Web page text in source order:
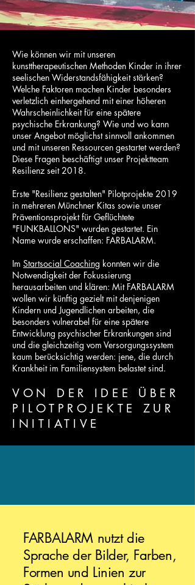
Wie können wir mit unseren
kunsttherapeutischen Methoden Kinder in ihrer
seelischen Widerstandsfähigkeit stärken?
Welche Faktoren machen Kinder besonders
verletzlich einhergehend mit einer höheren
Wahrscheinlichkeit für eine spätere
psychische Erkrankung? Wie und wo kann
unser Angebot möglichst sinnvoll ankommen
und mit unseren Ressourcen gestartet werden?
Diese Fragen beschäftigt unser Projektteam
Resilienz seit 2018.
Erste "Resilienz gestalten" Pilotprojekte 2019
in mehreren Münchner Kitas sowie unser
Präventionsprojekt für Geflüchtete
"FUNKBALLONS" wurden gestartet. Ein
Name wurde erschaffen: FARBALARM.
Im Startsocial Coaching konnten wir die
Notwendigkeit der Fokussierung
herausarbeiten und klären: Mit FARBALARM
wollen wir künftig gezielt mit denjenigen
Kindern und Jugendlichen arbeiten, die
besonders vulnerabel für eine spätere
Entwicklung psychischer Erkrankungen sind
und die gleichzeitig vom Versorgungssystem
kaum berücksichtig werden: jene, die durch
Krankheit im Familiensystem belastet sind.
VON DER IDEE ÜBER
PILOTPROJEKTE ZUR
INITIATIVE
FARBALARM nutzt die
Sprache der Bilder, Farben,
Formen und Linien zur